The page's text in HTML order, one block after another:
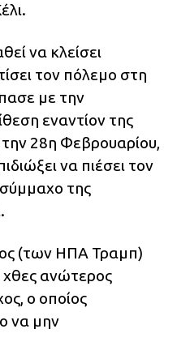
να κλείσει
τον πόλεμο στη
με την
εναντίον της
28η Φεβρουαρίου,
να πιέσει τον
σύμμαχο της
(των ΗΠΑ Τραμπ)
χθες ανώτερος
ο οποίος
να μην